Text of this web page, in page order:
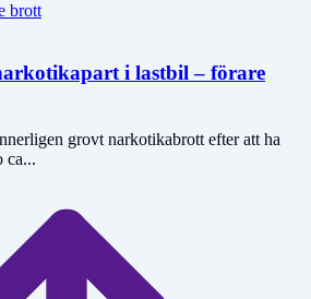
brott
i lastbil – förare
grovt narkotikabrott efter att ha
ca...